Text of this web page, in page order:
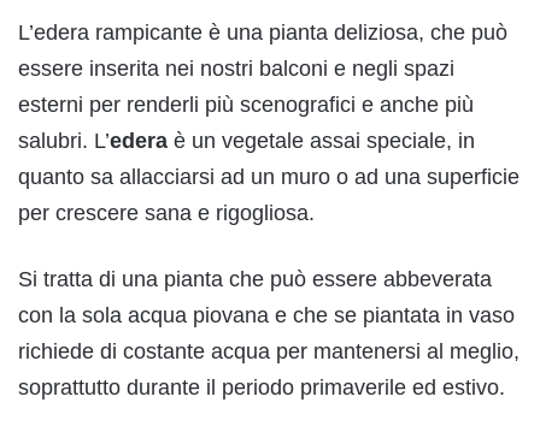
L’edera rampicante è una pianta deliziosa, che può
essere inserita nei nostri balconi e negli spazi
esterni per renderli più scenografici e anche più
salubri. L’edera è un vegetale assai speciale, in
quanto sa allacciarsi ad un muro o ad una superficie
per crescere sana e rigogliosa.
Si tratta di una pianta che può essere abbeverata
con la sola acqua piovana e che se piantata in vaso
richiede di costante acqua per mantenersi al meglio,
soprattutto durante il periodo primaverile ed estivo.